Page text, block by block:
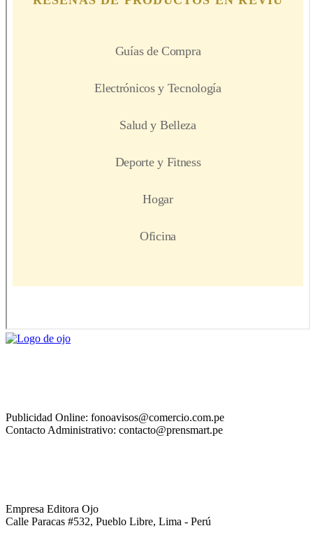
Publicidad Online: fonoavisos@comercio.com.pe
Contacto Administrativo: contacto@prensmart.pe
Empresa Editora Ojo
Calle Paracas #532, Pueblo Libre, Lima - Perú